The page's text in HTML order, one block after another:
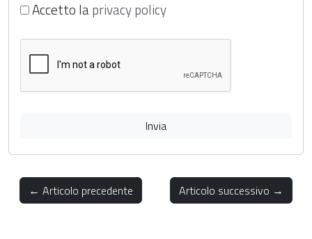
Accetto laprivacy policy
Invia
← Articolo precedente Articolo successivo →